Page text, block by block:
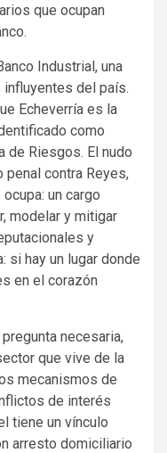
que ocupan
Industrial, una
del país.
Echeverría es la
como
de Riesgos. El nudo
penal contra Reyes,
un cargo
modelar y mitigar
y
si hay un lugar donde
en el corazón
necesaria,
que vive de la
mecanismos de
de interés
tiene un vínculo
arresto domiciliario